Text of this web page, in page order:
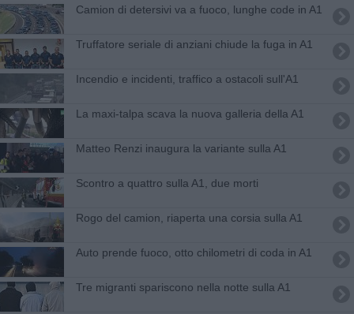
Camion di detersivi va a fuoco, lunghe code in A1
Truffatore seriale di anziani chiude la fuga in A1
Incendio e incidenti, traffico a ostacoli sull'A1
La maxi-talpa scava la nuova galleria della A1
Matteo Renzi inaugura la variante sulla A1
Scontro a quattro sulla A1, due morti
Rogo del camion, riaperta una corsia sulla A1
Auto prende fuoco, otto chilometri di coda in A1
Tre migranti spariscono nella notte sulla A1